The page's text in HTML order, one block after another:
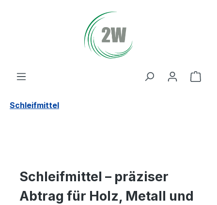
Schleifmittel
Schleifmittel – präziser
Abtrag für Holz, Metall und